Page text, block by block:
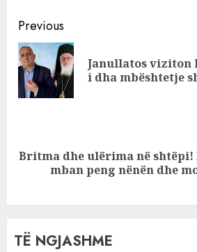
paraqitet në
SPAK
Continue
Reading
Previous
Janullatos viziton
i dha mbështetje
Next
Britma dhe ulërima në
mban peng nënën dhe
TË NGJASHME